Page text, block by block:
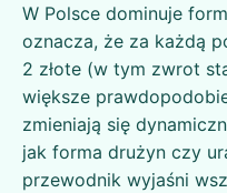
W Polsce dominuje
oznacza, że za każdą
2 złote (w tym zwrot
większe
zmieniają się
jak forma drużyn czy
przewodnik wyjaśni